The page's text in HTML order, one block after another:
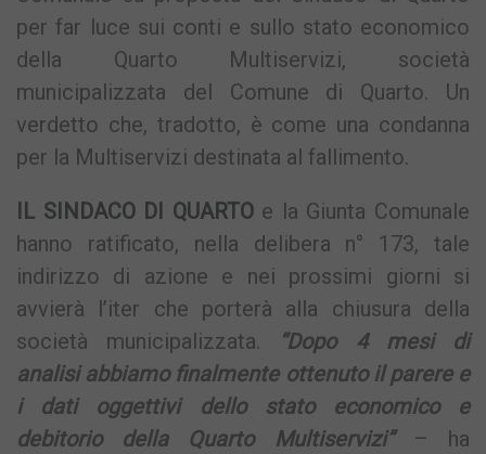
per far luce sui conti e sullo stato economico
della Quarto Multiservizi, società
municipalizzata del Comune di Quarto. Un
verdetto che, tradotto, è come una condanna
per la Multiservizi destinata al fallimento.
IL SINDACO DI QUARTOe la Giunta Comunale
hanno ratificato, nella delibera n° 173, tale
indirizzo di azione e nei prossimi giorni si
avvierà l’iter che porterà alla chiusura della
società municipalizzata.
“Dopo 4 mesi di
analisi abbiamo finalmente ottenuto il parere e
i dati oggettivi dello stato economico e
debitorio della Quarto Multiservizi”– ha